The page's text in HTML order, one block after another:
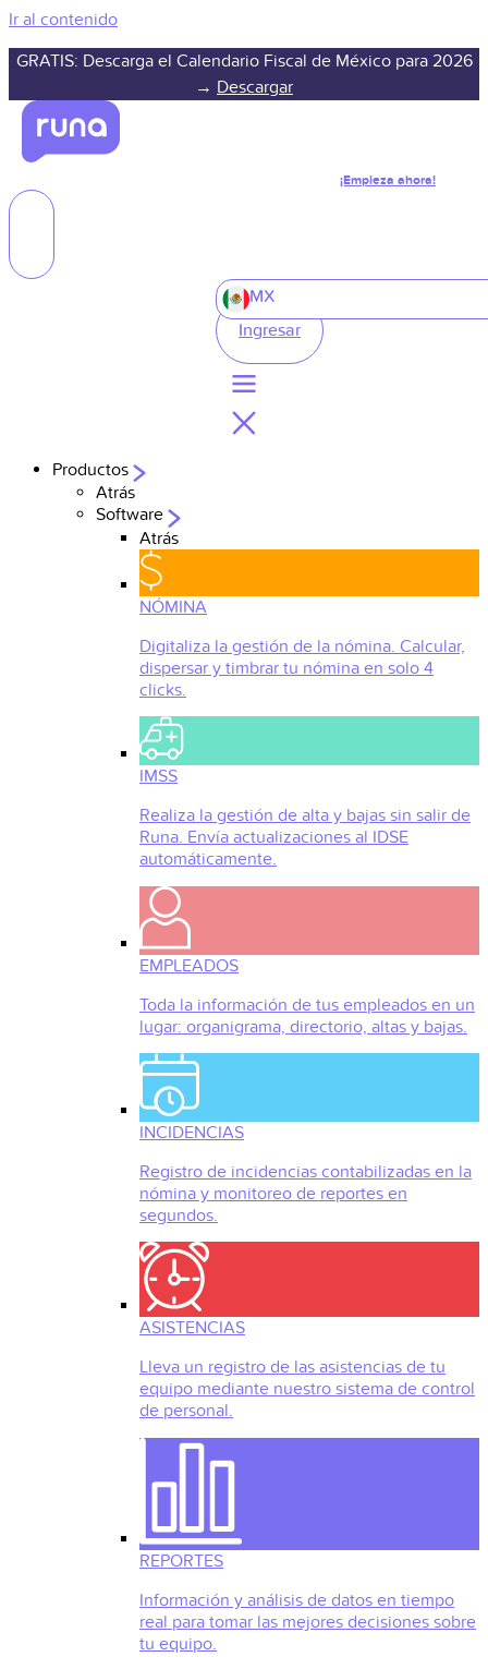
Ir al contenido
GRATIS: Descarga el Calendario Fiscal de México para 2026
→ Descargar
¡Empieza ahora!
MX
Ingresar
Productos
Atrás
Software
Atrás
NÓMINA
Digitaliza la gestión de la nómina. Calcular,
dispersar y timbrar tu nómina en solo 4
clicks.
IMSS
Realiza la gestión de alta y bajas sin salir de
Runa. Envía actualizaciones al IDSE
automáticamente.
EMPLEADOS
Toda la información de tus empleados en un
lugar: organigrama, directorio, altas y bajas.
INCIDENCIAS
Registro de incidencias contabilizadas en la
nómina y monitoreo de reportes en
segundos.
ASISTENCIAS
Lleva un registro de las asistencias de tu
equipo mediante nuestro sistema de control
de personal.
REPORTES
Información y análisis de datos en tiempo
real para tomar las mejores decisiones sobre
tu equipo.